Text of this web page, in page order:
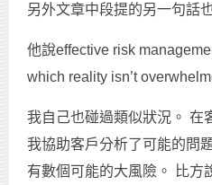
另外文章中段提的另一句話
他說effective risk
which reality isn’t
我自己也碰過類似狀況。 在
我協助客戶分析了可能的問
有數個可能的大風險。 比方